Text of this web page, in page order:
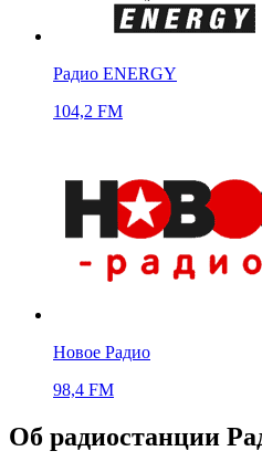
Радио ENERGY
104,2 FM
Новое Радио
98,4 FM
Об радиостанции